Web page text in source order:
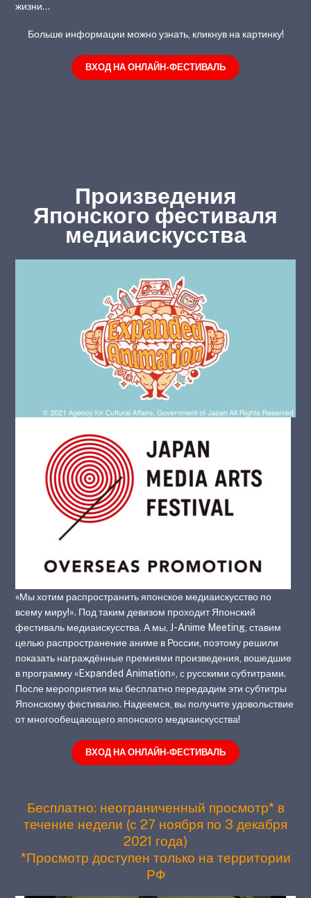
жизни…
Больше информации можно узнать, кликнув на картинку!
ВХОД НА ОНЛАЙН-ФЕСТИВАЛЬ
Произведения
Японского фестиваля
медиаискусства
«Мы хотим распространить японское медиаискусство по
всему миру!». Под таким девизом проходит Японский
фестиваль медиаискусства. А мы, J-Anime Meeting, ставим
целью распространение аниме в России, поэтому решили
показать награждённые премиями произведения, вошедшие
в программу «Expanded Animation», с русскими субтитрами.
После мероприятия мы бесплатно передадим эти субтитры
Японскому фестивалю. Надеемся, вы получите удовольствие
от многообещающего японского медиаискусства!
ВХОД НА ОНЛАЙН-ФЕСТИВАЛЬ
Бесплатно: неограниченный просмотр* в
течение недели (с 27 ноября по 3 декабря
2021 года)
*Просмотр доступен только на территории
РФ